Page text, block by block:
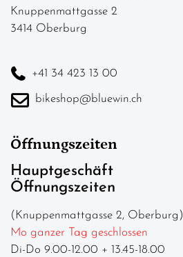
Knuppenmattgasse 2
3414 Oberburg
+41 34 423 13 00
bikeshop@bluewin.ch
Öffnungszeiten
Hauptgeschäft
Öffnungszeiten
(Knuppenmattgasse 2, Oberburg)
Mo ganzer Tag geschlossen
Di-Do 9.00-12.00 + 13.45-18.00